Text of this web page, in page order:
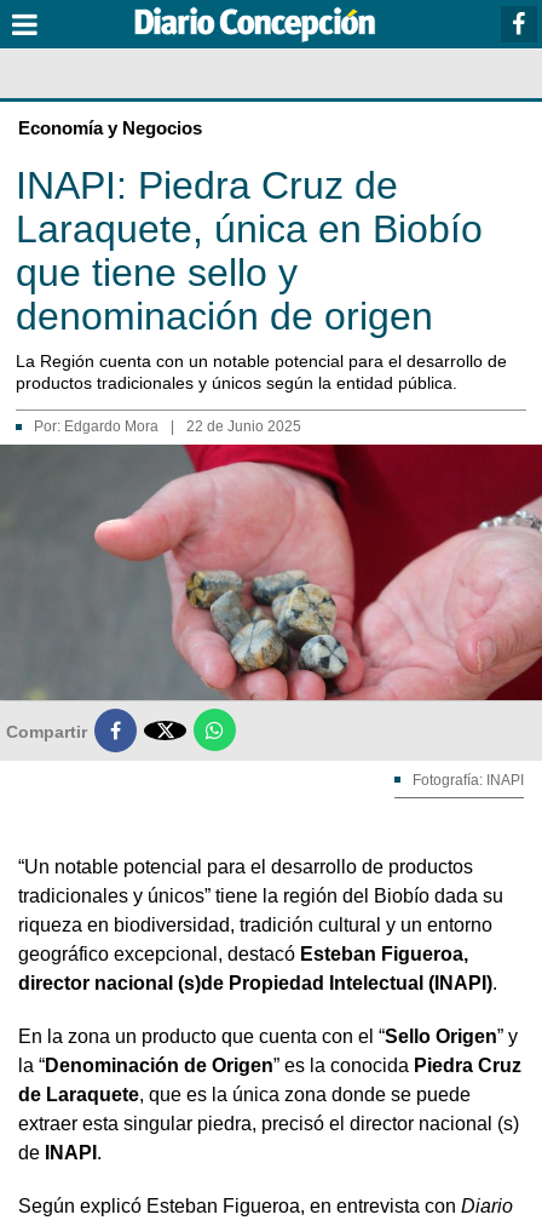
Economía y Negocios
INAPI: Piedra Cruz de
Laraquete, única en Biobío
que tiene sello y
denominación de origen
La Región cuenta con un notable potencial para el desarrollo de
productos tradicionales y únicos según la entidad pública.
Por: Edgardo Mora 22 de Junio 2025
Compartir 
Fotografía: INAPI
“Un notable potencial para el desarrollo de productos
tradicionales y únicos” tiene la región del Biobío dada su
riqueza en biodiversidad, tradición cultural y un entorno
geográfico excepcional, destacó Esteban Figueroa,
director nacional (s)de Propiedad Intelectual (INAPI).
En la zona un producto que cuenta con el “Sello Origen” y
la “Denominación de Origen” es la conocida Piedra Cruz
de Laraquete, que es la única zona donde se puede
extraer esta singular piedra, precisó el director nacional (s)
de
INAPI .
Según explicó Esteban Figueroa, en entrevista con Diario